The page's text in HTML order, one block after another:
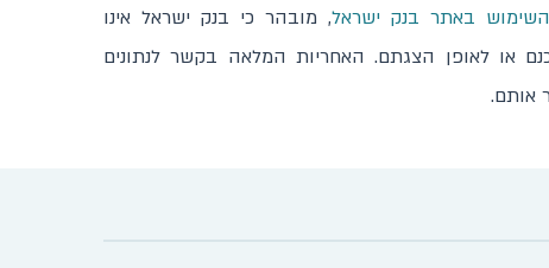
באתר בנק ישראל​, מובהר כי בנק ישראל אינו
או לאופן הצגתם. האחריות המלאה בקשר לנתונים
אותם.